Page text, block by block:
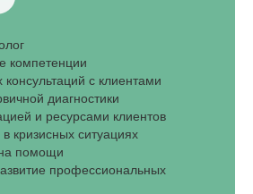
компетенции
с клиентами
диагностики
и ресурсами клиентов
кризисных ситуациях
помощи
профессиональных